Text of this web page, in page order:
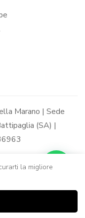
Marano | Sede
(SA) |
la migliore
Carrello Ricerca